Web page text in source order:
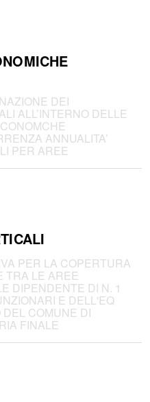
DEI
ALL’INTERNO DELLE
ANNUALITA’
PER AREE
PER LA COPERTURA
TRA LE AREE
DIPENDENTE DI N. 1
E DELL'EQ
COMUNE DI
FINALE